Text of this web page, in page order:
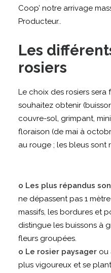
Coop’ notre arrivage
Producteur..
Les
rosiers
Le choix des rosiers sera
souhaitez obtenir
couvre-sol, grimpant,
floraison (de mai à
au rouge ; les bleus sont
o Les plus répandus
ne dépassent pas 1
massifs, les bordures et
distingue les buissons à
fleurs groupées.
o Le rosier paysager ou
plus vigoureux et se